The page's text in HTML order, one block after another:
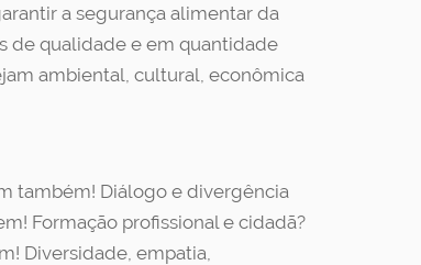
a segurança alimentar da
de qualidade e em quantidade
ambiental, cultural, econômica
também! Diálogo e divergência
Formação profissional e cidadã?
Diversidade, empatia,